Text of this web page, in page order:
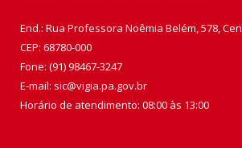
End.: Rua Professora Noêmia Belém, 578,
CEP: 68780-000
Fone: (91) 98467-3247
E-mail: sic@vigia.pa.gov.br
Horário de atendimento: 08:00 às 13:00